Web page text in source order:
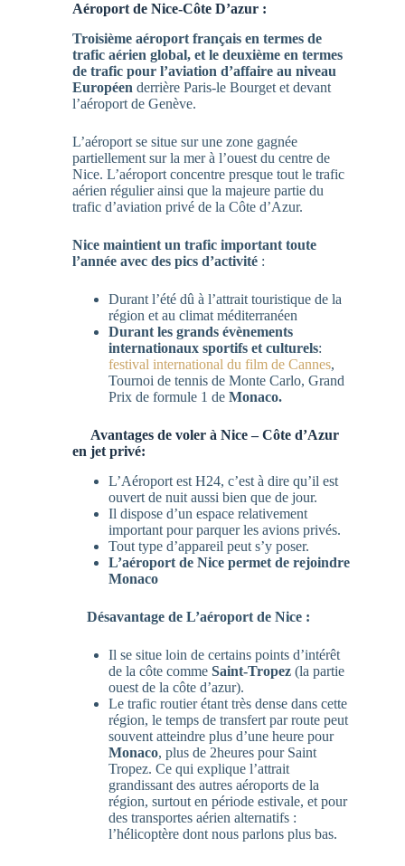
Aéroport de Nice-Côte D’azur :
Troisième aéroport français en termes de
trafic aérien global, et le deuxième en termes
de trafic pour l’aviation d’affaire au niveau
Européen derrière Paris-le Bourget et devant
l’aéroport de Genève.
L’aéroport se situe sur une zone gagnée
partiellement sur la mer à l’ouest du centre de
Nice. L’aéroport concentre presque tout le trafic
aérien régulier ainsi que la majeure partie du
trafic d’aviation privé de la Côte d’Azur.
Nice maintient un trafic important toute
l’année avec des pics d’activité :
Durant l’été dû à l’attrait touristique de la
région et au climat méditerranéen
Durant les grands évènements
internationaux sportifs et culturels:
festival international du film de Cannes,
Tournoi de tennis de Monte Carlo, Grand
Prix de formule 1 de Monaco.
Avantages de voler à Nice – Côte d’Azur
en jet privé:
L’Aéroport est H24, c’est à dire qu’il est
ouvert de nuit aussi bien que de jour.
Il dispose d’un espace relativement
important pour parquer les avions privés.
Tout type d’appareil peut s’y poser.
L’aéroport de Nice permet de rejoindre
Monaco
Désavantage de L’aéroport de Nice :
Il se situe loin de certains points d’intérêt
de la côte comme Saint-Tropez (la partie
ouest de la côte d’azur).
Le trafic routier étant très dense dans cette
région, le temps de transfert par route peut
souvent atteindre plus d’une heure pour
Monaco, plus de 2heures pour Saint
Tropez. Ce qui explique l’attrait
grandissant des autres aéroports de la
région, surtout en période estivale, et pour
des transportes aérien alternatifs :
l’hélicoptère dont nous parlons plus bas.